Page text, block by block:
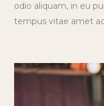
odio aliquam, in eu
tempus vitae amet